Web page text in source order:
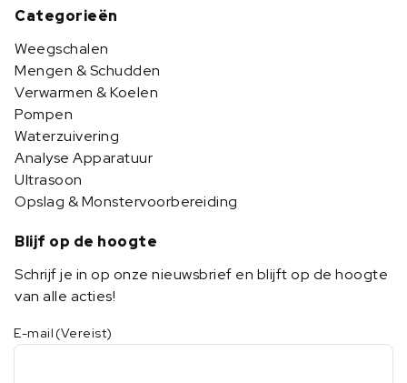
Categorieën
Weegschalen
Mengen & Schudden
Verwarmen & Koelen
Pompen
Waterzuivering
Analyse Apparatuur
Ultrasoon
Opslag & Monstervoorbereiding
Blijf op de hoogte
Schrijf je in op onze nieuwsbrief en blijft op de hoogte
van alle acties!
E-mail (Vereist)